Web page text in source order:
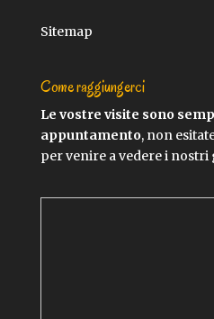
Sitemap
Come raggiungerci
Le vostre visite sono
appuntamento, non
per venire a vedere i